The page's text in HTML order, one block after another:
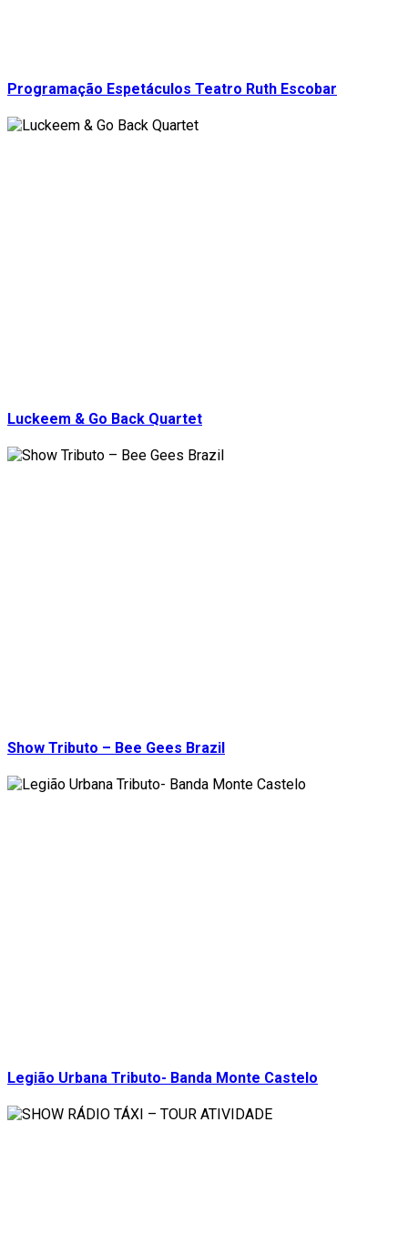
Programação Espetáculos Teatro Ruth Escobar
Luckeem & Go Back Quartet
Show Tributo – Bee Gees Brazil
Legião Urbana Tributo- Banda Monte Castelo